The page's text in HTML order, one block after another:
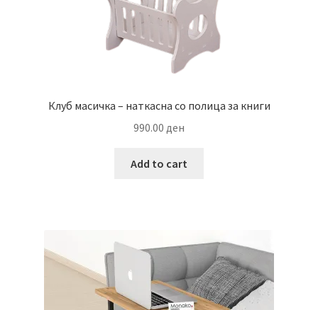
Клуб масичка – наткасна со полица за книги
990.00 ден
Add to cart